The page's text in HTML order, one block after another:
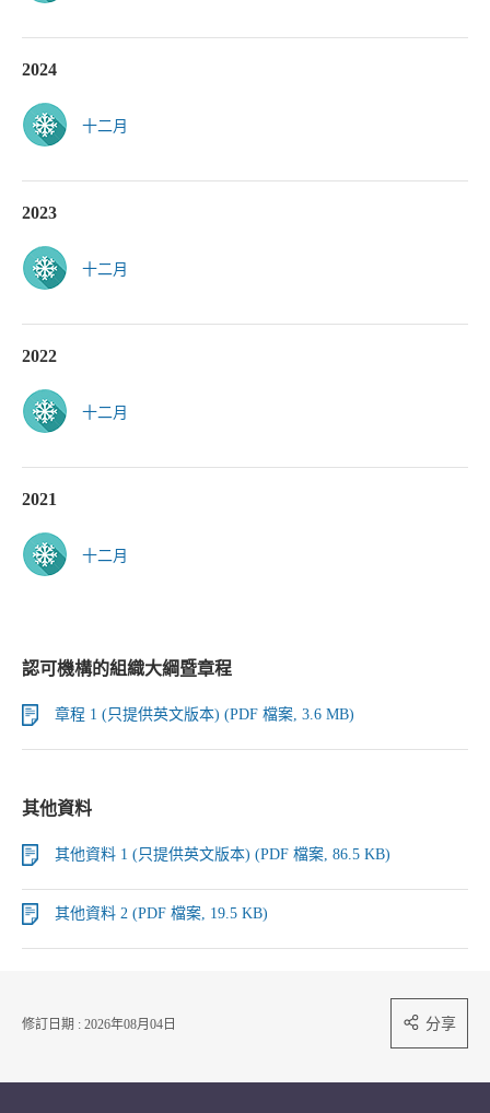
2024
十二月
2023
十二月
2022
十二月
2021
十二月
認可機構的組織大綱暨章程
章程 1 (只提供英文版本) (PDF 檔案, 3.6 MB)
其他資料
其他資料 1 (只提供英文版本) (PDF 檔案, 86.5 KB)
其他資料 2 (PDF 檔案, 19.5 KB)
修訂日期 : 2026年08月04日 分享